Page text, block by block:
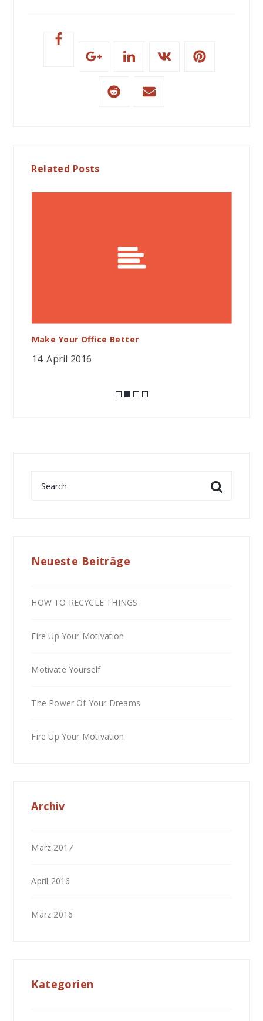
Related Posts
Make Your Office Better
14. April 2016
Neueste Beiträge
HOW TO RECYCLE THINGS
Fire Up Your Motivation
Motivate Yourself
The Power Of Your Dreams
Fire Up Your Motivation
Archiv
März 2017
April 2016
März 2016
Kategorien